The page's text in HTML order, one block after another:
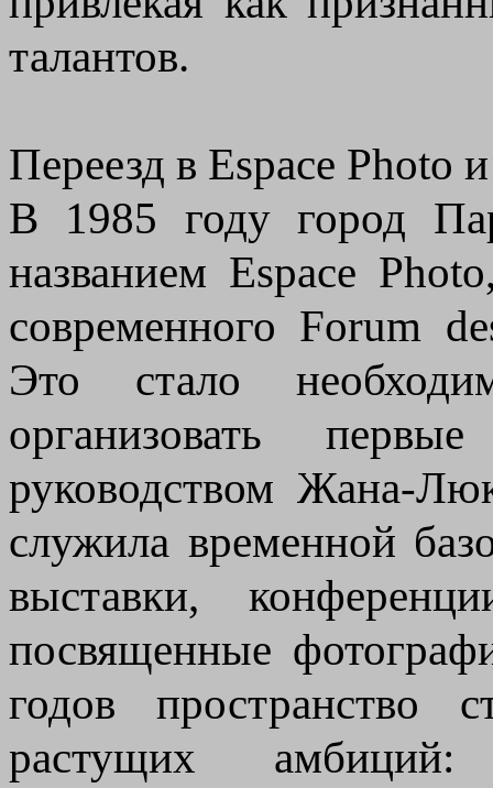
талантов.
Переезд в Espace Photo
В 1985 году город
названием Espace
современного Forum
Это стало
организовать
руководством Жана-
служила временной
выставки,
посвященные
годов пространство
растущих амбиций: